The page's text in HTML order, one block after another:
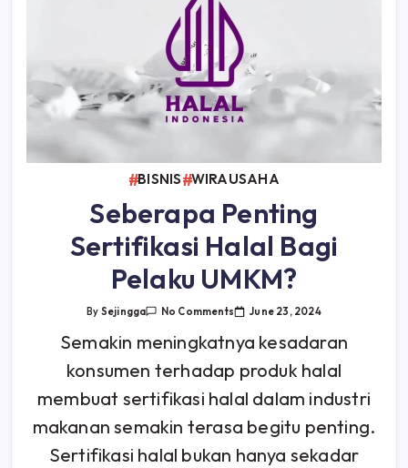
BISNIS WIRAUSAHA
Seberapa Penting
Sertifikasi Halal Bagi
Pelaku UMKM?
By Sejingga No CommentsOn
Penting
Sertifikasi
Bagi
Pelaku
UMKM?
June 23, 2024
Semakin meningkatnya kesadaran
konsumen terhadap produk halal
membuat sertifikasi halal dalam industri
makanan semakin terasa begitu penting.
Sertifikasi halal bukan hanya sekadar